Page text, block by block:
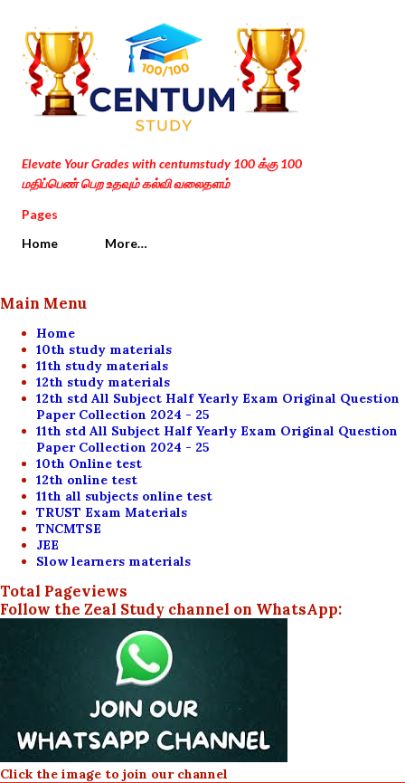
Skip to main content
Elevate Your Grades with centumstudy 100 க்கு 100
மதிப்பெண் பெற உதவும் கல்வி வலைதளம்
Pages
Home
More…
Main Menu
Home
10th study materials
11th study materials
12th study materials
12th std All Subject Half Yearly Exam Original Question
Paper Collection 2024 - 25
11th std All Subject Half Yearly Exam Original Question
Paper Collection 2024 - 25
10th Online test
12th online test
11th all subjects online test
TRUST Exam Materials
TNCMTSE
JEE
Slow learners materials
Total Pageviews
Follow the Zeal Study channel on WhatsApp:
Click the image to join our channel